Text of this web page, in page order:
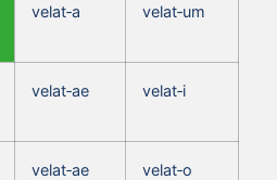
velat‑a velat‑um
velat‑ae velat‑i
velat‑ae velat‑o